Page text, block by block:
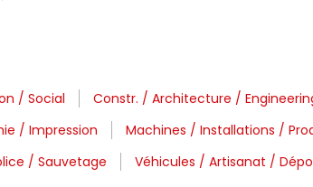
/ Social Constr. / Architecture /
/ Impression Machines / Installations /
/ Sauvetage Véhicules / Artisanat /